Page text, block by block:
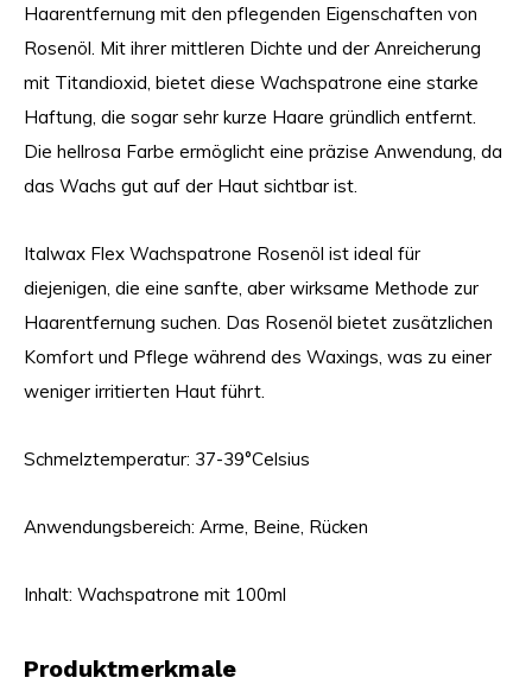
Haarentfernung mit den pflegenden Eigenschaften von
Rosenöl. Mit ihrer mittleren Dichte und der Anreicherung
mit Titandioxid, bietet diese Wachspatrone eine starke
Haftung, die sogar sehr kurze Haare gründlich entfernt.
Die hellrosa Farbe ermöglicht eine präzise Anwendung, da
das Wachs gut auf der Haut sichtbar ist.
Italwax Flex Wachspatrone Rosenöl ist ideal für
diejenigen, die eine sanfte, aber wirksame Methode zur
Haarentfernung suchen. Das Rosenöl bietet zusätzlichen
Komfort und Pflege während des Waxings, was zu einer
weniger irritierten Haut führt.
Schmelztemperatur: 37-39°Celsius
Anwendungsbereich: Arme, Beine, Rücken
Inhalt: Wachspatrone mit 100ml
Produktmerkmale